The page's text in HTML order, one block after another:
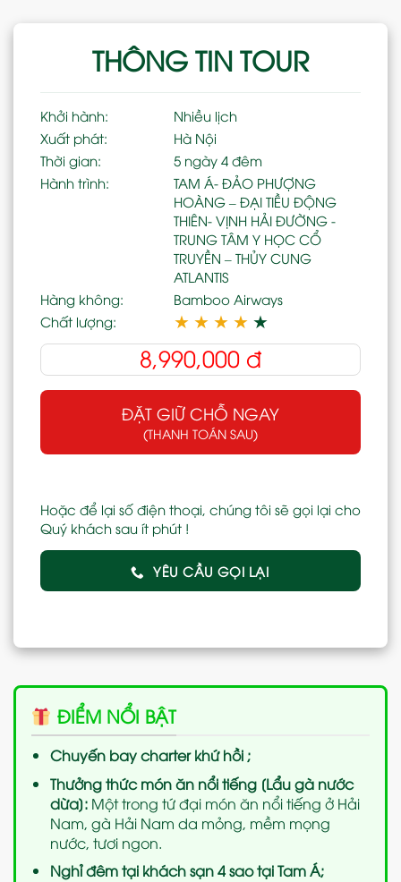
THÔNG TIN TOUR
Khởi hành:
Nhiều lịch
Xuất phát:
Hà Nội
Thời gian:
5 ngày 4 đêm
Hành trình:
TAM Á- ĐẢO PHƯỢNG
HOÀNG – ĐẠI TIỀU ĐỘNG
THIÊN- VỊNH HẢI ĐƯỜNG -
TRUNG TÂM Y HỌC CỔ
TRUYỀN – THỦY CUNG
ATLANTIS
Hàng không:
Bamboo Airways
Chất lượng:
★ ★ ★ ★ ★
8,990,000 đ
ĐẶT GIỮ CHỖ NGAY
(THANH TOÁN SAU)
Hoặc để lại số điện thoại, chúng tôi sẽ gọi lại cho
Quý khách sau ít phút !
YÊU CẦU GỌI LẠI
ĐIỂM NỔI BẬT
Chuyến bay charter khứ hồi ;
Thưởng thức món ăn nổi tiếng [Lẩu gà nước
dừa]:Một trong tứ đại món ăn nổi tiếng ở Hải
Nam, gà Hải Nam da mỏng, mềm mọng
nước, tươi ngon.
Nghỉ đêm tại khách sạn 4 sao tại Tam Á;